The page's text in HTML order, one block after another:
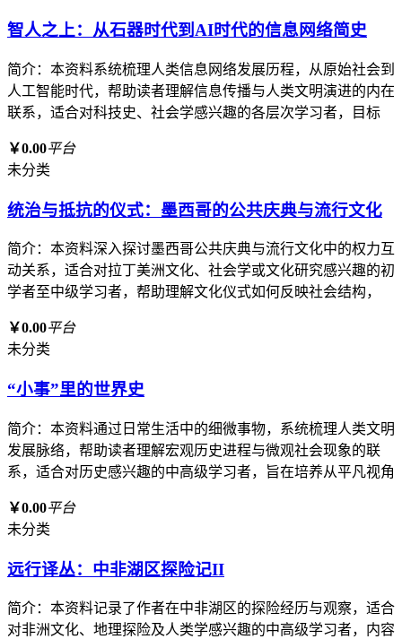
智人之上：从石器时代到AI时代的信息网络简史
简介：本资料系统梳理人类信息网络发展历程，从原始社会到
人工智能时代，帮助读者理解信息传播与人类文明演进的内在
联系，适合对科技史、社会学感兴趣的各层次学习者，目标
￥0.00平台
未分类
统治与抵抗的仪式：墨西哥的公共庆典与流行文化
简介：本资料深入探讨墨西哥公共庆典与流行文化中的权力互
动关系，适合对拉丁美洲文化、社会学或文化研究感兴趣的初
学者至中级学习者，帮助理解文化仪式如何反映社会结构，
￥0.00平台
未分类
“小事”里的世界史
简介：本资料通过日常生活中的细微事物，系统梳理人类文明
发展脉络，帮助读者理解宏观历史进程与微观社会现象的联
系，适合对历史感兴趣的中高级学习者，旨在培养从平凡视角
￥0.00平台
未分类
远行译丛：中非湖区探险记II
简介：本资料记录了作者在中非湖区的探险经历与观察，适合
对非洲文化、地理探险及人类学感兴趣的中高级学习者，内容